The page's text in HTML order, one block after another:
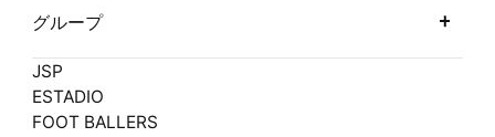
グループ
JSP
ESTADIO
FOOT BALLERS